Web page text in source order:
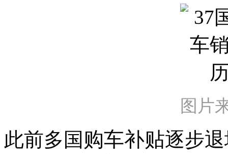
图片
此前多国 购车补贴逐步